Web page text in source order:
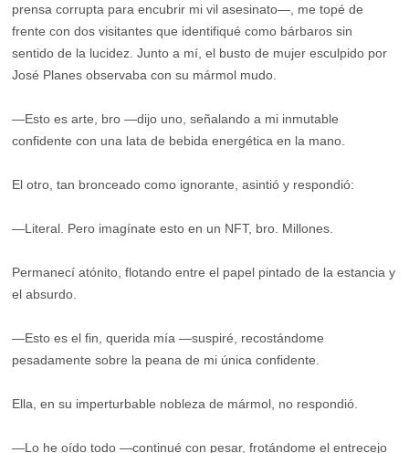
prensa corrupta para encubrir mi vil asesinato—, me topé de
frente con dos visitantes que identifiqué como bárbaros sin
sentido de la lucidez. Junto a mí, el busto de mujer esculpido por
José Planes observaba con su mármol mudo.
—Esto es arte, bro —dijo uno, señalando a mi inmutable
confidente con una lata de bebida energética en la mano.
El otro, tan bronceado como ignorante, asintió y respondió:
—Literal. Pero imagínate esto en un NFT, bro. Millones.
Permanecí atónito, flotando entre el papel pintado de la estancia y
el absurdo.
—Esto es el fin, querida mía —suspiré, recostándome
pesadamente sobre la peana de mi única confidente.
Ella, en su imperturbable nobleza de mármol, no respondió.
—Lo he oído todo —continué con pesar, frotándome el entrecejo